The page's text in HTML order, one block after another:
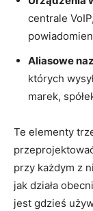
centrale
Aliasowe
których
marek,
Te elementy
przy każdym z
jak działa
jest gdzieś